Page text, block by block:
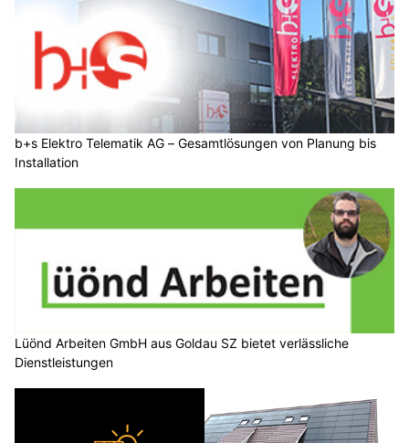
b+s Elektro Telematik AG – Gesamtlösungen von Planung bis
Installation
Lüönd Arbeiten GmbH aus Goldau SZ bietet verlässliche
Dienstleistungen